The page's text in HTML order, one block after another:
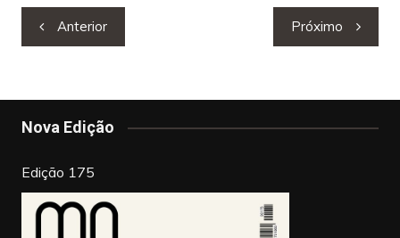
c
e
o
o
k
itt
er
er
e
n
Navegação
de
Anterior Próximo
Nova Edição
Edição 175